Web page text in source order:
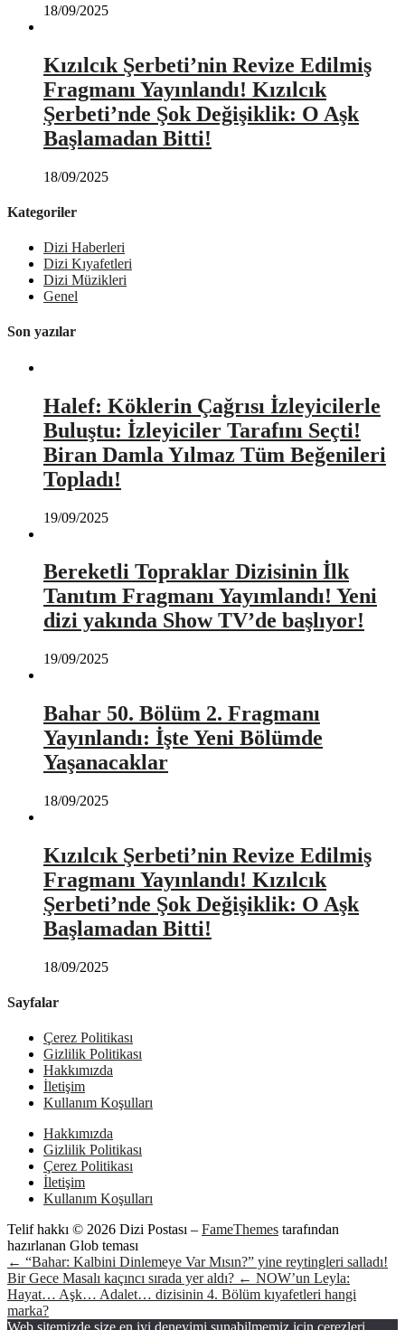
18/09/2025
Kızılcık Şerbeti’nin Revize Edilmiş
Fragmanı Yayınlandı! Kızılcık
Şerbeti’nde Şok Değişiklik: O Aşk
Başlamadan Bitti!
18/09/2025
Kategoriler
Dizi Haberleri
Dizi Kıyafetleri
Dizi Müzikleri
Genel
Son yazılar
Halef: Köklerin Çağrısı İzleyicilerle
Buluştu: İzleyiciler Tarafını Seçti!
Biran Damla Yılmaz Tüm Beğenileri
Topladı!
19/09/2025
Bereketli Topraklar Dizisinin İlk
Tanıtım Fragmanı Yayımlandı! Yeni
dizi yakında Show TV’de başlıyor!
19/09/2025
Bahar 50. Bölüm 2. Fragmanı
Yayınlandı: İşte Yeni Bölümde
Yaşanacaklar
18/09/2025
Kızılcık Şerbeti’nin Revize Edilmiş
Fragmanı Yayınlandı! Kızılcık
Şerbeti’nde Şok Değişiklik: O Aşk
Başlamadan Bitti!
18/09/2025
Sayfalar
Çerez Politikası
Gizlilik Politikası
Hakkımızda
İletişim
Kullanım Koşulları
Hakkımızda
Gizlilik Politikası
Çerez Politikası
İletişim
Kullanım Koşulları
Telif hakkı © 2026 Dizi Postası – FameThemes tarafından
hazırlanan Glob teması
← “Bahar: Kalbini Dinlemeye Var Mısın?” yine reytingleri salladı!
Bir Gece Masalı kaçıncı sırada yer aldı? ← NOW’un Leyla:
Hayat… Aşk… Adalet… dizisinin 4. Bölüm kıyafetleri hangi
marka?